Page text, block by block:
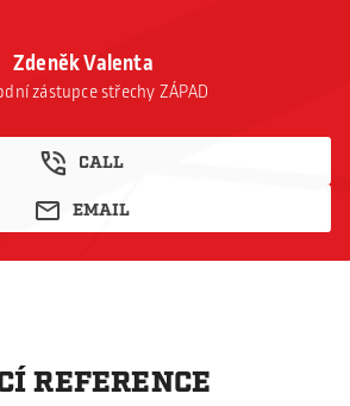
Zdeněk Valenta
zástupce střechy ZÁPAD
CALL
EMAIL
REFERENCE